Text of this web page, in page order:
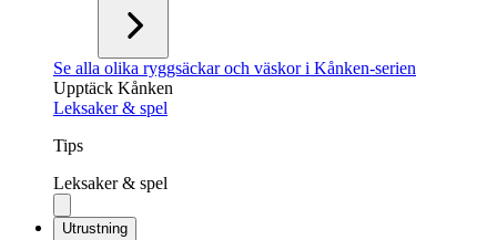
Se alla olika ryggsäckar och väskor i Kånken-serien
Upptäck Kånken
Leksaker & spel
Tips
Leksaker & spel
Utrustning